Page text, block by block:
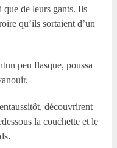
que de leurs gants. Ils
qu’ils sortaient d’un
peu flasque, poussa
découvrirent
la couchette et le